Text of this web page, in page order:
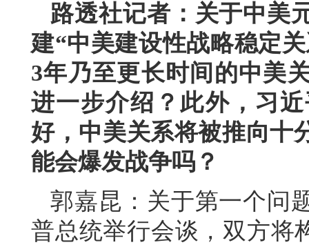
路透社记者：关于中美
建“中美建设性战略稳定
3年乃至更长时间的中美
进一步介绍？此外，习
好，中美关系将被推向十
能会爆发战争吗？
郭嘉昆：关于第一个问
普总统举行会谈，双方将